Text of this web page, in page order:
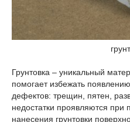
Грунтовка – уникальный
помогает избежать
дефектов: трещин, пятен,
недостатки проявляются при
нанесения грунтовки